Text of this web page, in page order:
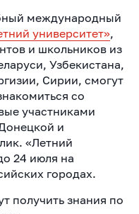
международный
университет»,
и школьников из
Узбекистана,
Сирии, смогут
со
участниками
и
«Летний
24 июля на
городах.
получить знания по